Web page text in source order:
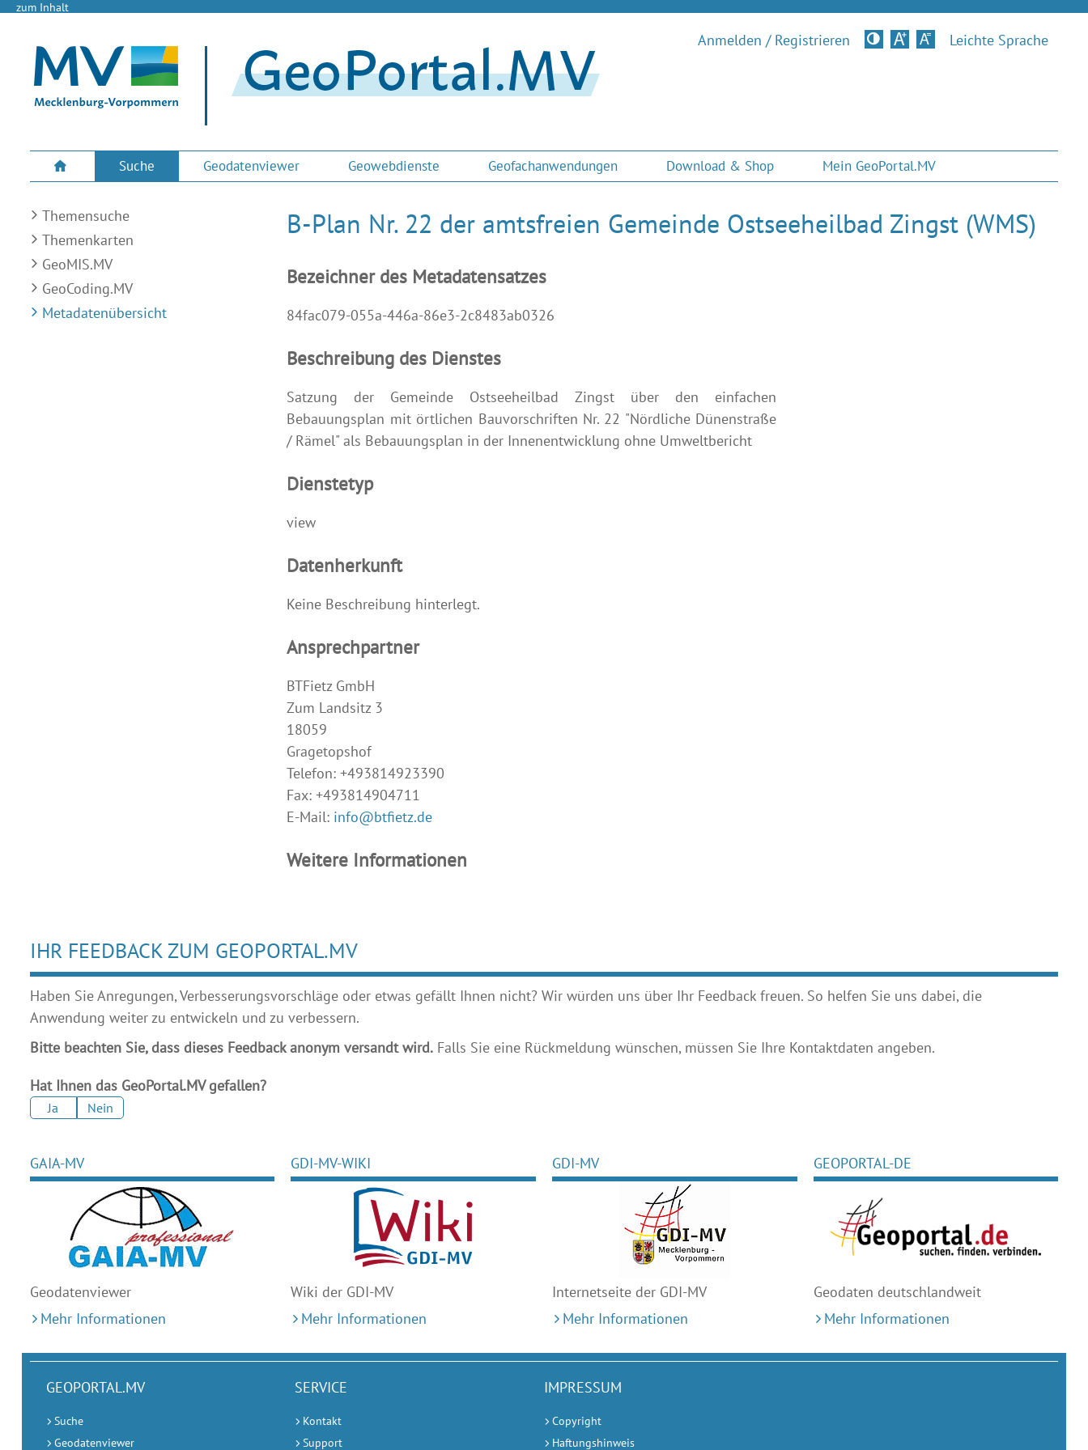
zum Inhalt
Anmelden / Registrieren KontrastversionLeichte Sprache
Suche Geodatenviewer Geowebdienste Geofachanwendungen Download & Shop Mein GeoPortal.MV
Themensuche
Themenkarten
GeoMIS.MV
GeoCoding.MV
Metadatenübersicht
B-Plan Nr. 22 der amtsfreien Gemeinde Ostseeheilbad Zingst (WMS)
Bezeichner des Metadatensatzes
84fac079-055a-446a-86e3-2c8483ab0326
Beschreibung des Dienstes
Satzung der Gemeinde Ostseeheilbad Zingst über den einfachen
Bebauungsplan mit örtlichen Bauvorschriften Nr. 22 "Nördliche Dünenstraße
/ Rämel" als Bebauungsplan in der Innenentwicklung ohne Umweltbericht
Dienstetyp
view
Datenherkunft
Keine Beschreibung hinterlegt.
Ansprechpartner
BTFietz GmbH
Zum Landsitz 3
18059
Gragetopshof
Telefon: +493814923390
Fax: +493814904711
E-Mail: info@btfietz.de
Weitere Informationen
IHR FEEDBACK ZUM GEOPORTAL.MV
Haben Sie Anregungen, Verbesserungsvorschläge oder etwas gefällt Ihnen nicht? Wir würden uns über Ihr Feedback freuen. So helfen Sie uns dabei, die
Anwendung weiter zu entwickeln und zu verbessern.
Bitte beachten Sie, dass dieses Feedback anonym versandt wird.Falls Sie eine Rückmeldung wünschen, müssen Sie Ihre Kontaktdaten angeben.
Hat Ihnen das GeoPortal.MV gefallen?
Ja Nein
GAIA-MV
Geodatenviewer
Mehr Informationen
GDI-MV-WIKI
Wiki der GDI-MV
Mehr Informationen
GDI-MV
Internetseite der GDI-MV
Mehr Informationen
GEOPORTAL-DE
Geodaten deutschlandweit
Mehr Informationen
GEOPORTAL.MV
Suche
Geodatenviewer
SERVICE
Kontakt
Support
IMPRESSUM
Copyright
Haftungshinweis